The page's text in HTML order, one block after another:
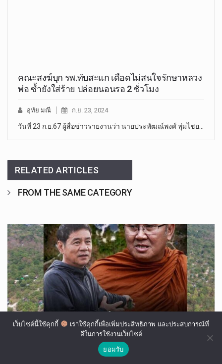
คณะสงฆ์บุก รพ.ทับสะแก เดือดไม่สนใจรักษาหลวง
พ่อ ซ้ำยังใส่ร้าย ปล่อยนอนรอ 2 ชั่วโมง
อุทัย มณี ก.ย. 23, 2024
วันที่ 23 ก.ย.67 ผู้สื่อข่าวรายงานว่า นายประพัฒณ์พงศ์ พุ่มไชย…
RELATED ARTICLES
FROM THE SAME CATEGORY
“ชัยวัฒน์ ลิ้มลิขิตอักษร” อดีตหน.ชุดพญาเสือในตำนาน!!
เว็บไซต์นี้ใช้คุกกี้
เราใช้คุกกี้เพื่อเพิ่มประสิทธิภาพ และประสบการณ์ที่
ดีในการใช้งานเว็บไซต์
ยอมรับ